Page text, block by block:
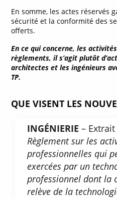
En somme, les actes réservés
sécurité et la conformité des
offerts.
En ce qui concerne, les
règlements, il s’agit plutôt
architectes et les ingénieurs
TP.
QUE VISENT LES
INGÉNIERIE –
Règlement sur les
professionnelles qui
exercées par un
professionnel dont la
relève de la